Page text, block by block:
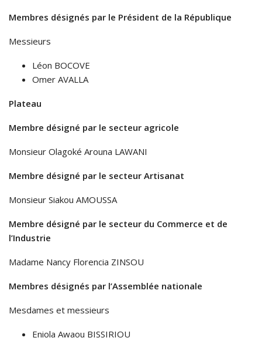
Membres désignés par le Président de la République
Messieurs
Léon BOCOVE
Omer AVALLA
Plateau
Membre désigné par le secteur agricole
Monsieur Olagoké Arouna LAWANI
Membre désigné par le secteur Artisanat
Monsieur Siakou AMOUSSA
Membre désigné par le secteur du Commerce et de
l’Industrie
Madame Nancy Florencia ZINSOU
Membres désignés par l’Assemblée nationale
Mesdames et messieurs
Eniola Awaou BISSIRIOU